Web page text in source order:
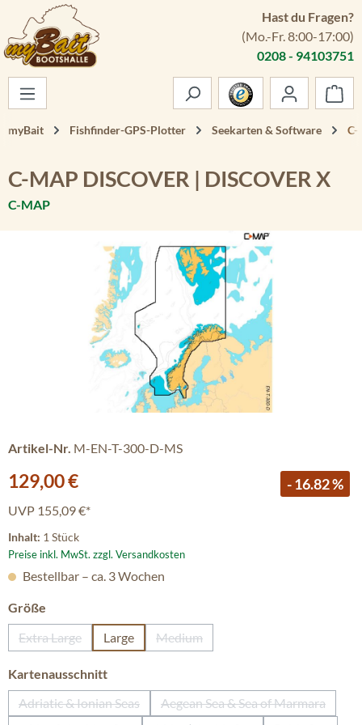
Zum Hauptinhalt springen
Hast du Fragen?
(Mo.-Fr. 8:00-17:00)
0208 - 94103751
myBait Fishfinder-GPS-Plotter Seekarten & Software C-
C-MAP DISCOVER | DISCOVER X
C-MAP
Artikel-Nr. M-EN-T-300-D-MS
Verkaufspreis:
129,00 € - 16.82 %
UVP 155,09 €*
Inhalt: 1 Stück
Preise inkl. MwSt. zzgl. Versandkosten
Bestellbar – ca. 3 Wochen
Größe
Extra Large
(Diese Option ist zurzeit nicht verfügbar.)
Large Medium
(Diese Option ist zurzeit nicht
Kartenausschnittauswählen
Adriatic & Ionian Seas
(Diese Option ist zurzeit nicht verfügbar.)
Aegean Sea & Sea of Marmara
(Diese Option ist